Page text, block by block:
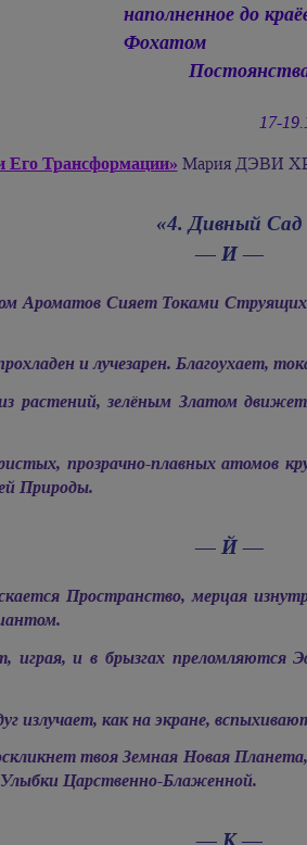
наполненное до
Фохатом
17-
Его Трансформации» Мария ДЭВИ
«4. Дивный Сад
— И —
Ароматов Сияет Токами
и лучезарен. Благоухает,
растений, зелёным Златом
прозрачно-плавных атомов
Природы.
— Й —
Пространство, мерцая
играя, и в брызгах
как на экране,
твоя Земная Новая
Царственно-Блаженной.